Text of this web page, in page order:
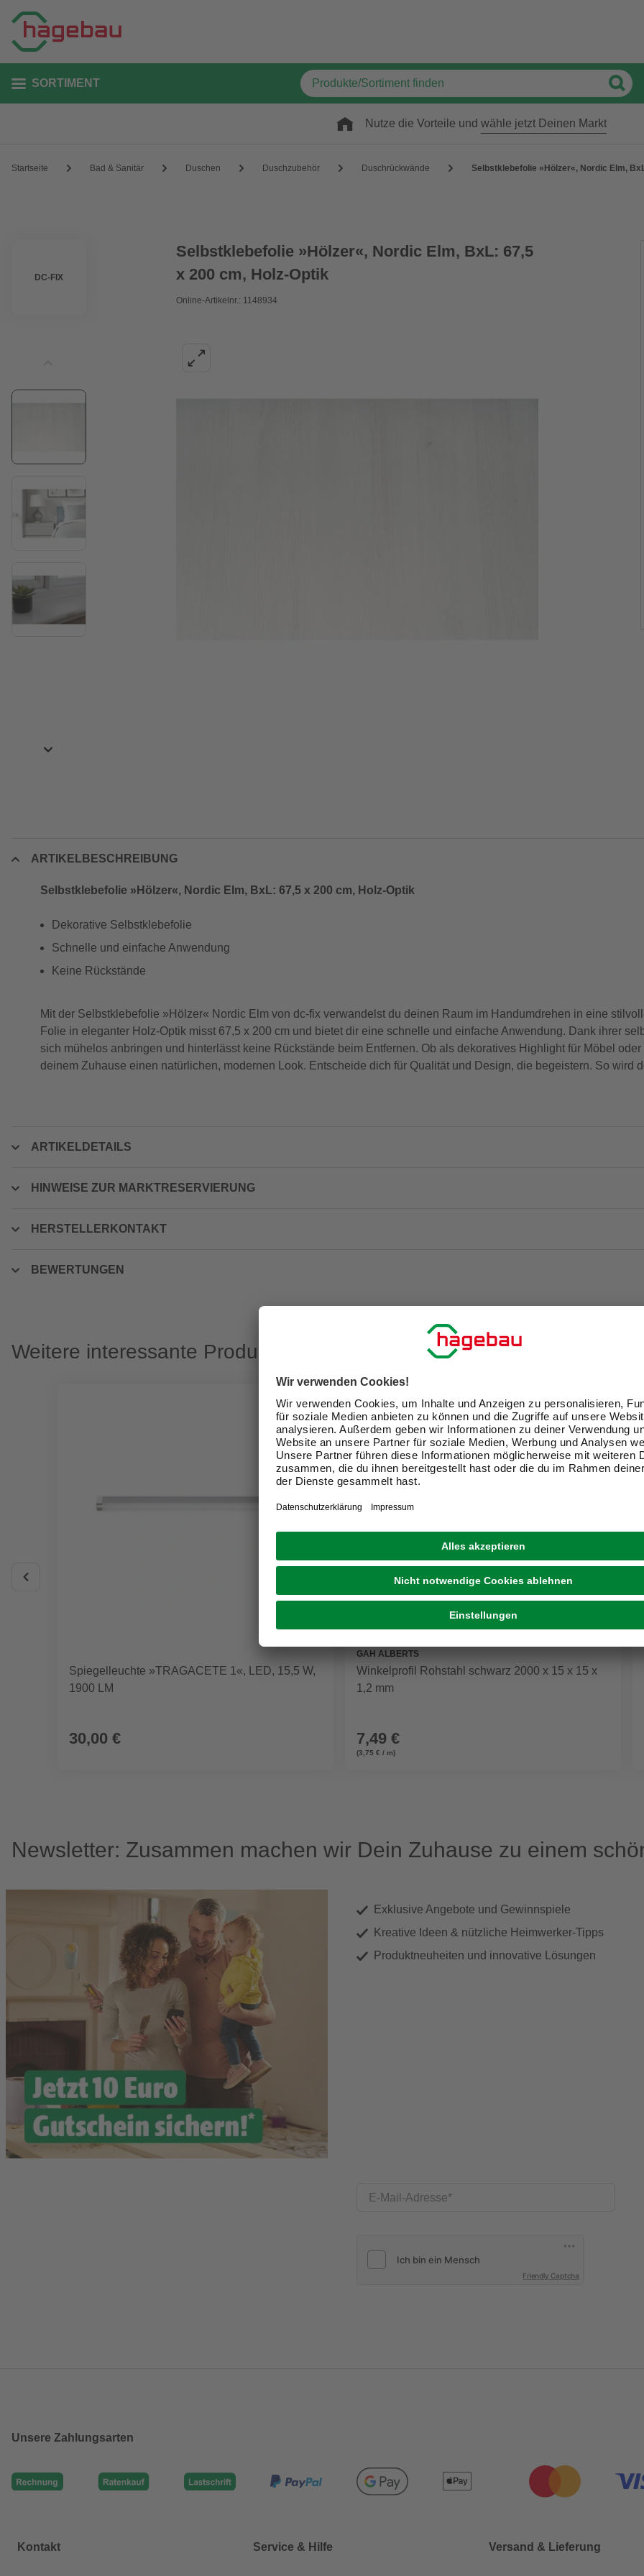
SORTIMENT
Nutze die Vorteile und wähle jetzt Deinen Markt
Startseite Bad & Sanitär Duschen Duschzubehör Duschrückwände Selbstklebefolie »Hölzer«, Nordic Elm,
DC-FIX
Selbstklebefolie »Hölzer«, Nordic Elm, BxL: 67,5
x 200 cm, Holz-Optik
Online-Artikelnr.: 1148934
ARTIKELBESCHREIBUNG
Selbstklebefolie »Hölzer«, Nordic Elm, BxL: 67,5 x 200 cm, Holz-Optik
Dekorative Selbstklebefolie
Schnelle und einfache Anwendung
Keine Rückstände
Mit der Selbstklebefolie »Hölzer« Nordic Elm von dc-fix verwandelst du deinen Raum im Handumdrehen in eine
Folie in eleganter Holz-Optik misst 67,5 x 200 cm und bietet dir eine schnelle und einfache Anwendung. Dank ihrer
sich mühelos anbringen und hinterlässt keine Rückstände beim Entfernen. Ob als dekoratives Highlight für Möbel
deinem Zuhause einen natürlichen, modernen Look. Entscheide dich für Qualität und Design, die begeistern. So wird
ARTIKELDETAILS
HINWEISE ZUR MARKTRESERVIERUNG
HERSTELLERKONTAKT
BEWERTUNGEN
Weitere interessante Produkte
Spiegelleuchte »TRAGACETE 1«, LED, 15,5 W,
1900 LM
30,00 €
GAH ALBERTS
Winkelprofil Rohstahl schwarz 2000 x 15 x 15 x
1,2 mm
7,49 €
(3,75 € / m)
Newsletter: Zusammen machen wir Dein Zuhause zu einem
Exklusive Angebote und Gewinnspiele
Kreative Ideen & nützliche Heimwerker-Tipps
Produktneuheiten und innovative Lösungen
E-Mail-Adresse
Friendly Captcha
Unsere Zahlungsarten
Kontakt Service & Hilfe Versand & Lieferung